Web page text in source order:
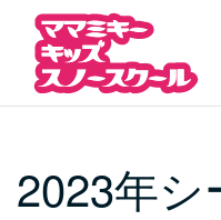
content
2023年